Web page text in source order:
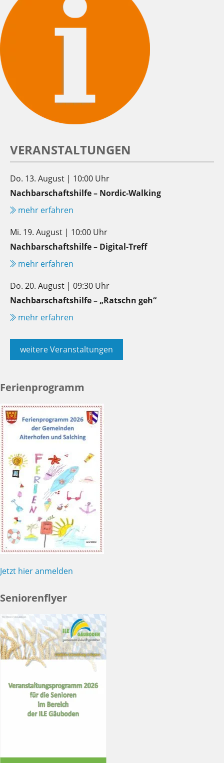
VERANSTALTUNGEN
Do. 13. August | 10:00 Uhr
Nachbarschaftshilfe – Nordic-Walking
mehr erfahren
Mi. 19. August | 10:00 Uhr
Nachbarschaftshilfe – Digital-Treff
mehr erfahren
Do. 20. August | 09:30 Uhr
Nachbarschaftshilfe – „Ratschn geh“
mehr erfahren
weitere Veranstaltungen
Ferienprogramm
Jetzt hier anmelden
Seniorenflyer